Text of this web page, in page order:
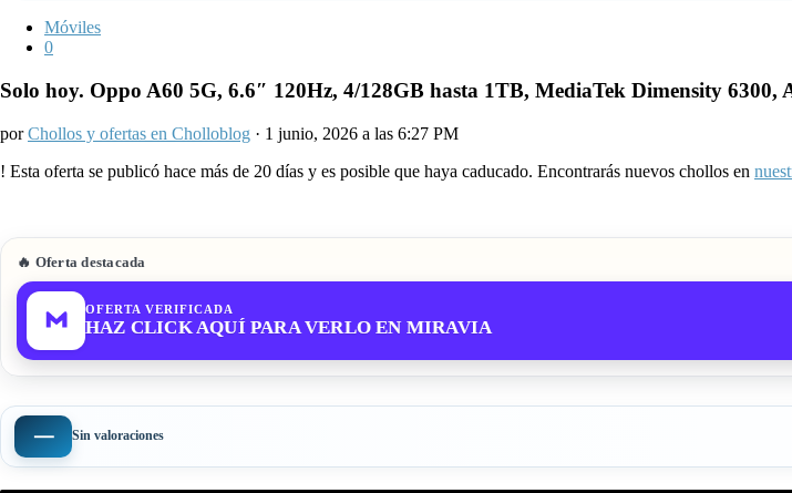
Móviles
0
Solo hoy. Oppo A60 5G, 6.6″ 120Hz, 4/128GB hasta 1TB, MediaTek Dimensity 6300,
porChollos y ofertas en Cholloblog · 1 junio, 2026 a las 6:27 PM
! Esta oferta se publicó hace más de 20 días y es posible que haya caducado. Encontrarás nuevos chollos en
🔥 Oferta destacada
OFERTA VERIFICADA
HAZ CLICK AQUÍ PARA VERLO EN MIRAVIA
— Sin valoraciones